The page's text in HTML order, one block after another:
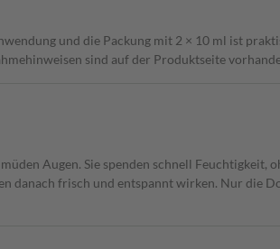
und die Packung mit 2 × 10 ml ist
sind auf der Produktseite
Augen. Sie spenden schnell Feuchtigkeit,
danach frisch und entspannt wirken. Nur die